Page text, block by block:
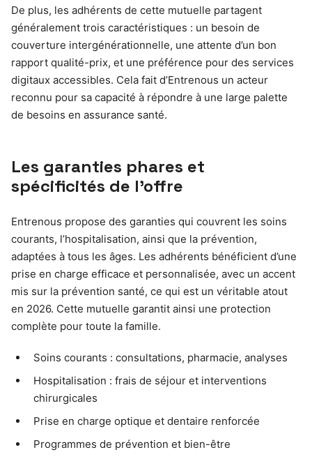
De plus, les adhérents de cette mutuelle partagent
généralement trois caractéristiques : un besoin de
couverture intergénérationnelle, une attente d’un bon
rapport qualité-prix, et une préférence pour des services
digitaux accessibles. Cela fait d’Entrenous un acteur
reconnu pour sa capacité à répondre à une large palette
de besoins en assurance santé.
Les garanties phares et
spécificités de l’offre
Entrenous propose des garanties qui couvrent les soins
courants, l’hospitalisation, ainsi que la prévention,
adaptées à tous les âges. Les adhérents bénéficient d’une
prise en charge efficace et personnalisée, avec un accent
mis sur la prévention santé, ce qui est un véritable atout
en 2026. Cette mutuelle garantit ainsi une protection
complète pour toute la famille.
Soins courants : consultations, pharmacie, analyses
Hospitalisation : frais de séjour et interventions
chirurgicales
Prise en charge optique et dentaire renforcée
Programmes de prévention et bien-être